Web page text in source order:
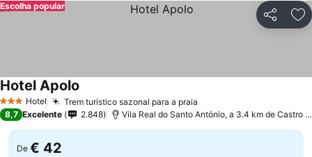
Partilhar
Escolha popular
3 EstrelasHotel Trem turístico sazonal para a praia
Hotel Apolo
8,7 Excelente 2.848 Vila Real do Santo António, a 3.4 km de Castro
De € 42